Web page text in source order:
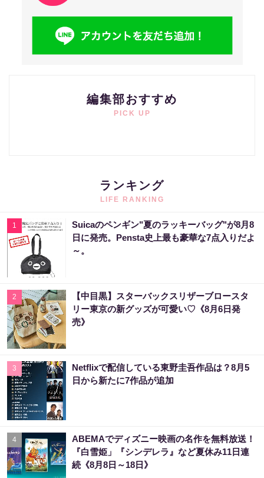
編集部おすすめ
PICK UP
ランキング
LIFE RANKING
1
Suicaのペンギン"夏のラッキーバッグ"が8月8
日に発売。Pensta史上最も豪華な7点入りだよ
～。
2
【中目黒】スターバックスリザーブロースタ
リー東京の新グッズが可愛い♡《8月6日発
売》
3
Netflixで配信している東野圭吾作品は？8月5
日から新たに7作品が追加
4
ABEMAでディズニー映画の名作を無料放送！
『白雪姫」『シンデレラ』など夏休み11日連
続《8月8日～18日》